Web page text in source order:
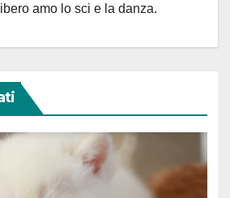
libero amo lo sci e la danza.